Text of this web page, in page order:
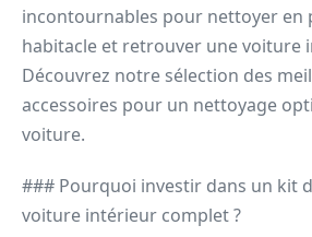
incontournables pour nettoyer
habitacle et retrouver une voiture
Découvrez notre sélection des
accessoires pour un nettoyage
voiture.
### Pourquoi investir dans un kit
voiture intérieur complet ?